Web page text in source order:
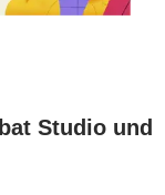
Studio und